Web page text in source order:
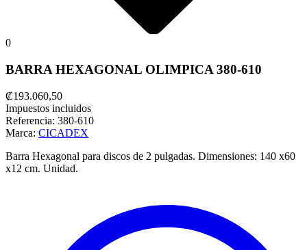
0
BARRA HEXAGONAL OLIMPICA 380-610
₡193.060,50
Impuestos incluidos
Referencia: 380-610
Marca: CICADEX
Barra Hexagonal para discos de 2 pulgadas. Dimensiones: 140 x60
x12 cm. Unidad.